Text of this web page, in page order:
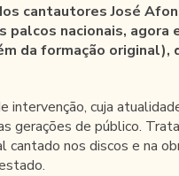
cantautores José
palcos nacionais, agora
da formação
intervenção, cuja
gerações de público.
cantado nos discos e na